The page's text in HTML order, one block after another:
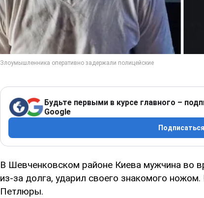
Будьте первыми в курсе главного –
Google
Подписаться
В Шевченковском районе Киева мужчина во
из-за долга, ударил своего знакомого
Петлюры.